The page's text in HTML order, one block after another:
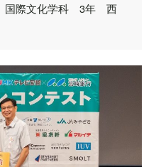
国際文化学科 3年 西